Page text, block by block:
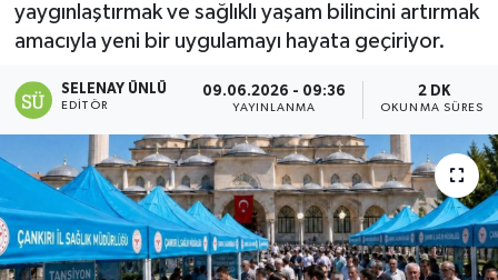
yaygınlaştırmak ve sağlıklı yaşam bilincini artırmak
amacıyla yeni bir uygulamayı hayata geçiriyor.
SELENAY ÜNLÜ
EDITÖR
09.06.2026 - 09:36
YAYINLANMA
2 DK
OKUNMA SÜRESI